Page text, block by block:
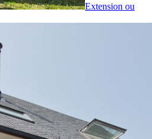
Extension ou